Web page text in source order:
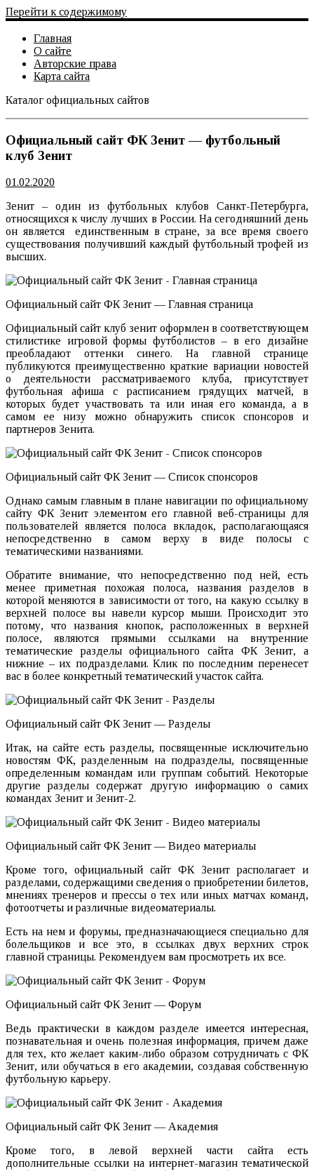
Перейти к содержимому
Главная
О сайте
Авторские права
Карта сайта
Каталог официальных сайтов
Официальный сайт ФК Зенит — футбольный
клуб Зенит
01.02.2020
Зенит – один из футбольных клубов Санкт-Петербурга,
относящихся к числу лучших в России. На сегодняшний день
он является единственным в стране, за все время своего
существования получивший каждый футбольный трофей из
высших.
Официальный сайт ФК Зенит — Главная страница
Официальный сайт клуб зенит оформлен в соответствующем
стилистике игровой формы футболистов – в его дизайне
преобладают оттенки синего. На главной странице
публикуются преимущественно краткие вариации новостей
о деятельности рассматриваемого клуба, присутствует
футбольная афиша с расписанием грядущих матчей, в
которых будет участвовать та или иная его команда, а в
самом ее низу можно обнаружить список спонсоров и
партнеров Зенита.
Официальный сайт ФК Зенит — Список спонсоров
Однако самым главным в плане навигации по официальному
сайту ФК Зенит элементом его главной веб-страницы для
пользователей является полоса вкладок, располагающаяся
непосредственно в самом верху в виде полосы с
тематическими названиями.
Обратите внимание, что непосредственно под ней, есть
менее приметная похожая полоса, названия разделов в
которой меняются в зависимости от того, на какую ссылку в
верхней полосе вы навели курсор мыши. Происходит это
потому, что названия кнопок, расположенных в верхней
полосе, являются прямыми ссылками на внутренние
тематические разделы официального сайта ФК Зенит, а
нижние – их подразделами. Клик по последним перенесет
вас в более конкретный тематический участок сайта.
Официальный сайт ФК Зенит — Разделы
Итак, на сайте есть разделы, посвященные исключительно
новостям ФК, разделенным на подразделы, посвященные
определенным командам или группам событий. Некоторые
другие разделы содержат другую информацию о самих
командах Зенит и Зенит-2.
Официальный сайт ФК Зенит — Видео материалы
Кроме того, официальный сайт ФК Зенит располагает и
разделами, содержащими сведения о приобретении билетов,
мнениях тренеров и прессы о тех или иных матчах команд,
фотоотчеты и различные видеоматериалы.
Есть на нем и форумы, предназначающиеся специально для
болельщиков и все это, в ссылках двух верхних строк
главной страницы. Рекомендуем вам просмотреть их все.
Официальный сайт ФК Зенит — Форум
Ведь практически в каждом разделе имеется интересная,
познавательная и очень полезная информация, причем даже
для тех, кто желает каким-либо образом сотрудничать с ФК
Зенит, или обучаться в его академии, создавая собственную
футбольную карьеру.
Официальный сайт ФК Зенит — Академия
Кроме того, в левой верхней части сайта есть
дополнительные ссылки на интернет-магазин тематической